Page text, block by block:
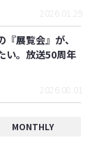
2026.01.29
展覧会』が、
い。放送50周年
2026.08.01
MONTHLY